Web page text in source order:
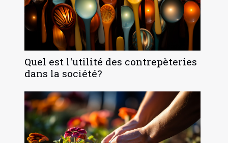
Quel est l'utilité des contrepèteries
dans la société?